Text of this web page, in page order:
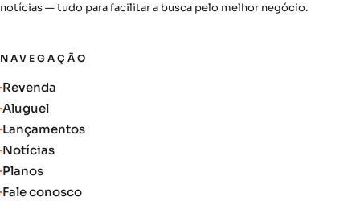
notícias — tudo para facilitar a busca pelo melhor negócio.
NAVEGAÇÃO
Revenda
Aluguel
Lançamentos
Notícias
Planos
Fale conosco